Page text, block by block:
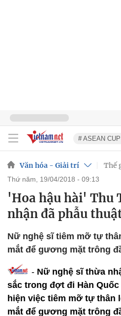
# ASEAN
Văn hóa - Giải trí Thế
thứ năm, 19/04/2018 - 09:13
'Hoa hậu hài' Thu
nhận đã phẫu
Nữ nghệ sĩ tiêm mỡ tự
mắt để gương mặt trông
- Nữ nghệ sĩ thừa
sắc trong đợt đi Hàn
hiện việc tiêm mỡ tự thân
mắt để gương mặt trông